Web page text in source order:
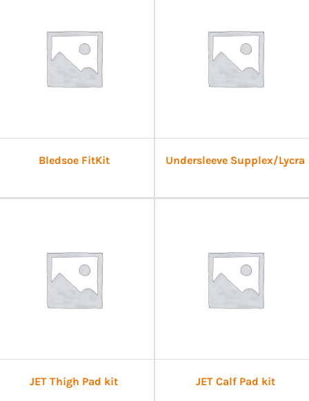
Bledsoe FitKit Undersleeve Supplex/Lycra
JET Thigh Pad kit JET Calf Pad kit